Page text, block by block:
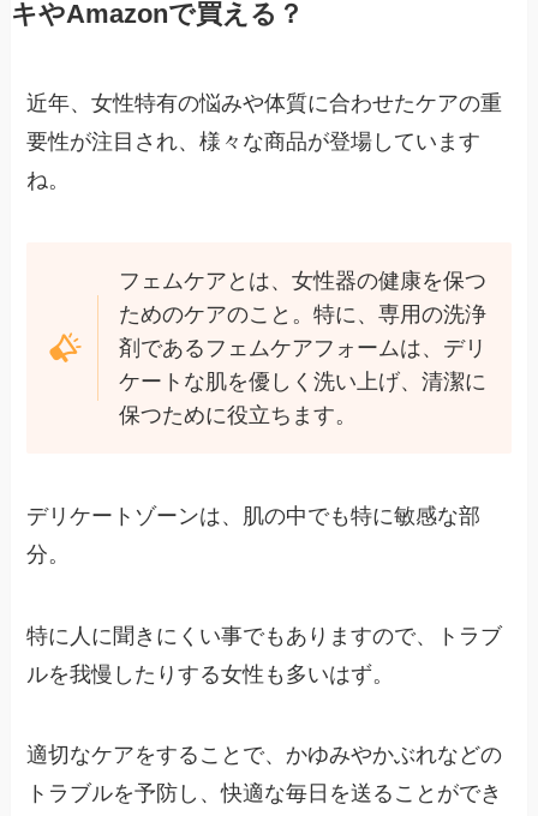
キやAmazonで買える？
近年、女性特有の悩みや体質に合わせたケアの重
要性が注目され、様々な商品が登場しています
ね。
フェムケアとは、女性器の健康を保つ
ためのケアのこと。特に、専用の洗浄
剤であるフェムケアフォームは、デリ
ケートな肌を優しく洗い上げ、清潔に
保つために役立ちます。
デリケートゾーンは、肌の中でも特に敏感な部
分。
特に人に聞きにくい事でもありますので、トラブ
ルを我慢したりする女性も多いはず。
適切なケアをすることで、かゆみやかぶれなどの
トラブルを予防し、快適な毎日を送ることができ